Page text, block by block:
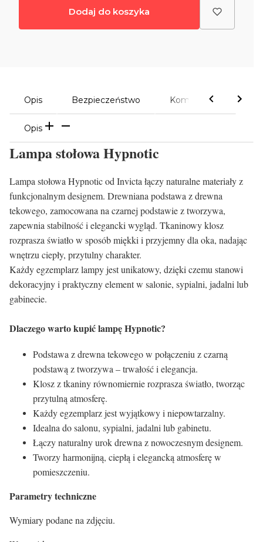
Dodaj do koszyka
Opis Bezpieczeństwo Komentarze
Opis
Lampa stołowa Hypnotic
Lampa stołowa Hypnotic od Invicta łączy naturalne materiały z
funkcjonalnym designem. Drewniana podstawa z drewna
tekowego, zamocowana na czarnej podstawie z tworzywa,
zapewnia stabilność i elegancki wygląd. Tkaninowy klosz
rozprasza światło w sposób miękki i przyjemny dla oka, nadając
wnętrzu ciepły, przytulny charakter.
Każdy egzemplarz lampy jest unikatowy, dzięki czemu stanowi
dekoracyjny i praktyczny element w salonie, sypialni, jadalni lub
gabinecie.
Dlaczego warto kupić lampę Hypnotic?
Podstawa z drewna tekowego w połączeniu z czarną
podstawą z tworzywa – trwałość i elegancja.
Klosz z tkaniny równomiernie rozprasza światło, tworząc
przytulną atmosferę.
Każdy egzemplarz jest wyjątkowy i niepowtarzalny.
Idealna do salonu, sypialni, jadalni lub gabinetu.
Łączy naturalny urok drewna z nowoczesnym designem.
Tworzy harmonijną, ciepłą i elegancką atmosferę w
pomieszczeniu.
Parametry techniczne
Wymiary podane na zdjęciu.